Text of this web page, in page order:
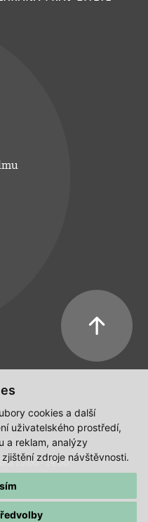
cookies a další
uživatelského prostředí,
a reklam, analýzy
zdroje návštěvnosti.
13:00 - 14:00.